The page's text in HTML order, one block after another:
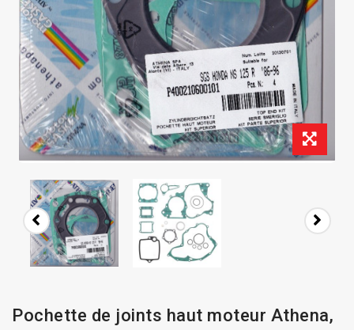
Pochette de joints haut moteur Athena,